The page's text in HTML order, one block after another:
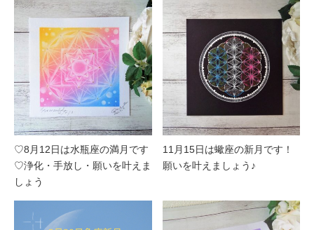
♡8月12日は水瓶座の満月です
♡浄化・手放し・願いを叶えま
しょう
11月15日は蠍座の新月です！
願いを叶えましょう♪